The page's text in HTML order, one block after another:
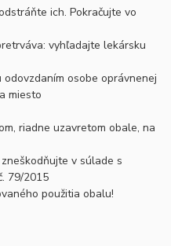
ich. Pokračujte vo
vyhľadajte lekársku
osobe oprávnenej
miesto
riadne uzavretom obale, na
v súlade s
79/2015
použitia obalu!